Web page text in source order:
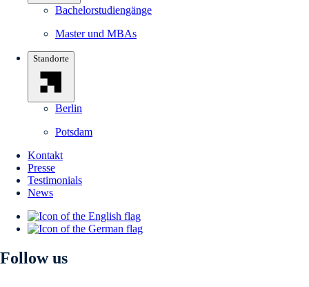
Bachelorstudiengänge
Master und MBAs
Standorte
Berlin
Potsdam
Kontakt
Presse
Testimonials
News
Follow us